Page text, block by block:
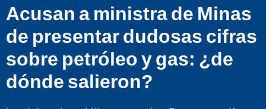
Acusan a ministra de Minas
de presentar dudosas cifras
sobre petróleo y gas: ¿de
dónde salieron?